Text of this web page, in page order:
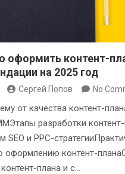
оформить контент-
на 2025 год
Сергей Попов No
от качества контент-
разработки
SEO и PPC-
оформлению контент-
плана и с…